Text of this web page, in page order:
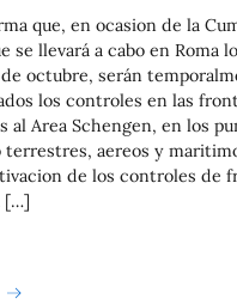
que, en ocasion de la
se llevará a cabo en Roma
de octubre, serán
los controles en las
al Area Schengen, en los
terrestres, aereos y
de los controles de
[…]